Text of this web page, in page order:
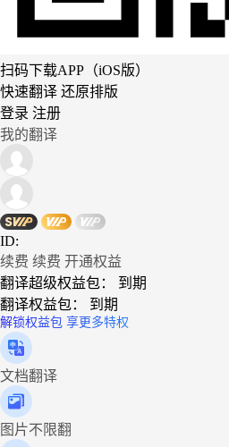
扫码下载APP（iOS版）
快速翻译 还原排版
登录 注册
我的翻译
ID:
续费 续费 开通权益
翻译超级权益包：
到期
翻译权益包：
到期
解锁权益包 享更多特权
文档翻译
图片不限翻